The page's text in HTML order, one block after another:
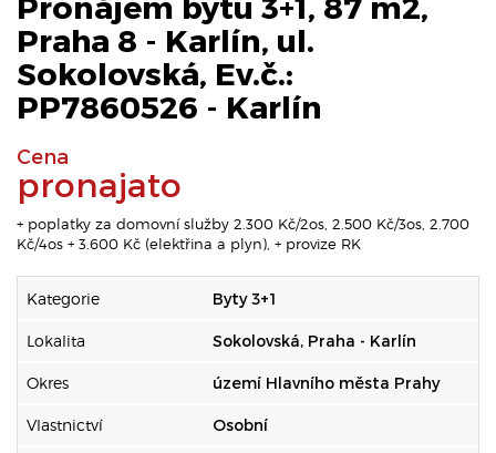
Praha 8 - Karlín, ul.
Sokolovská, Ev.č.:
PP7860526 - Karlín
Cena
pronajato
+ poplatky za domovní služby 2.300 Kč/2os, 2.500 Kč/3os, 2.700
Kč/4os + 3.600 Kč (elektřina a plyn), + provize RK
Kategorie Byty 3+1
Lokalita Sokolovská, Praha - Karlín
Okres území Hlavního města Prahy
Vlastnictví Osobní